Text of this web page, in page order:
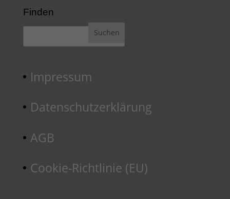
Finden
Impressum
Datenschutzerklärung
AGB
Cookie-Richtlinie (EU)